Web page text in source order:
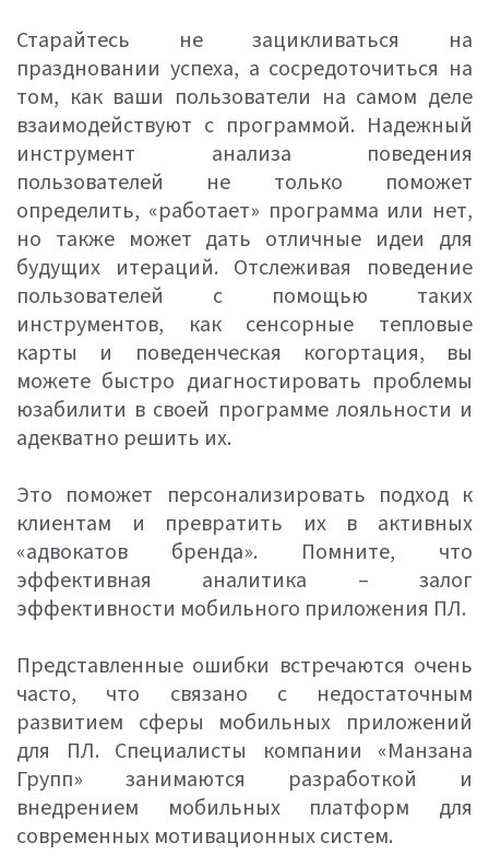
Старайтесь не зацикливаться на
праздновании успеха, а сосредоточиться на
том, как ваши пользователи на самом деле
взаимодействуют с программой. Надежный
инструмент анализа поведения
пользователей не только поможет
определить, «работает» программа или нет,
но также может дать отличные идеи для
будущих итераций. Отслеживая поведение
пользователей с помощью таких
инструментов, как сенсорные тепловые
карты и поведенческая когортация, вы
можете быстро диагностировать проблемы
юзабилити в своей программе лояльности и
адекватно решить их.
Это поможет персонализировать подход к
клиентам и превратить их в активных
«адвокатов бренда». Помните, что
эффективная аналитика – залог
эффективности мобильного приложения ПЛ.
Представленные ошибки встречаются очень
часто, что связано с недостаточным
развитием сферы мобильных приложений
для ПЛ. Специалисты компании «Манзана
Групп» занимаются разработкой и
внедрением мобильных платформ для
современных мотивационных систем.